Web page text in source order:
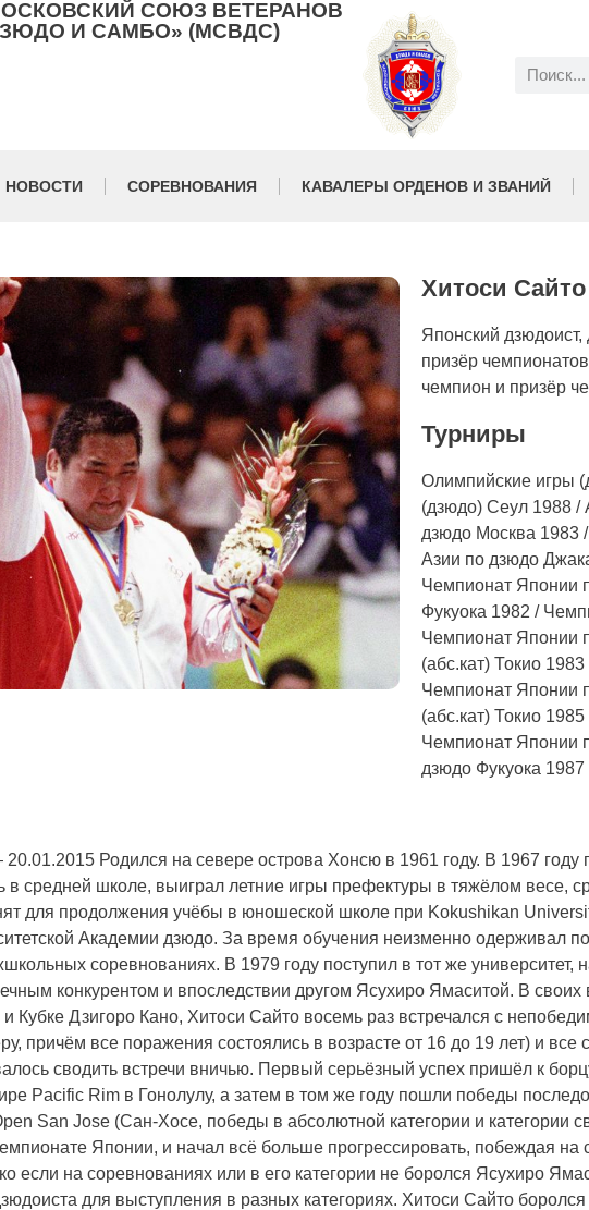
СОЮЗ ВЕТЕРАНОВ
И САМБО» (МСВДС)
НОВОСТИ СОРЕВНОВАНИЯ КАВАЛЕРЫ ОРДЕНОВ И ЗВАНИЙ
Хитоси Сайто
Японский
призёр
чемпион и призёр
Турниры
Олимпийские игры
(дзюдо) Сеул 1988 /
дзюдо Москва 1983
Азии по дзюдо
Чемпионат Японии
Фукуока 1982 /
Чемпионат Японии
(абс.кат) Токио
Чемпионат Японии
(абс.кат) Токио
Чемпионат Японии
дзюдо Фукуока 1987
Родился на севере острова Хонсю в 1961 году. В 1967 году
в средней школе, выиграл летние игры префектуры в тяжёлом весе,
для продолжения учёбы в юношеской школе при Kokushikan
Академии дзюдо. За время обучения неизменно одерживал
соревнованиях. В 1979 году поступил в тот же университет,
конкурентом и впоследствии другом Ясухиро Ямаситой. В
и Кубке Дзигоро Кано, Хитоси Сайто восемь раз встречался с
причём все поражения состоялись в возрасте от 16 до 19 лет) и все
сводить встречи вничью. Первый серьёзный успех пришёл к
Pacific Rim в Гонолулу, а затем в том же году пошли победы
San Jose (Сан-Хосе, победы в абсолютной категории и категории
Японии, и начал всё больше прогрессировать, побеждая на
если на соревнованиях или в его категории не боролся Ясухиро
для выступления в разных категориях. Хитоси Сайто